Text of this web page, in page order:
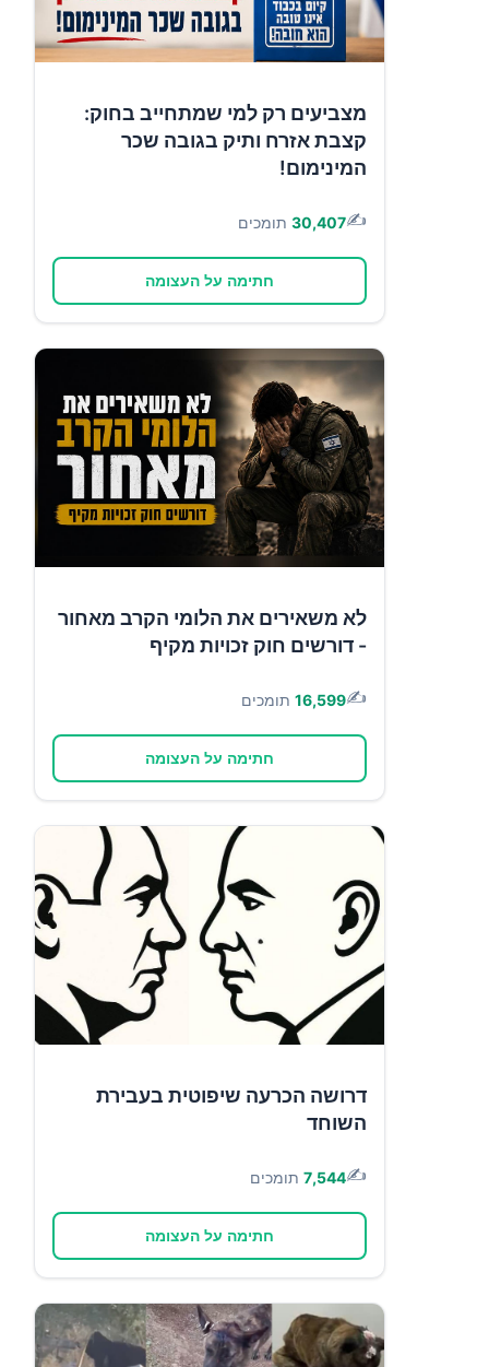
מצביעים רק למי שמתחייב בחוק:
קצבת אזרח ותיק בגובה שכר
המינימום!
✍️
30,407 תומכים
חתימה על העצומה
לא משאירים את הלומי הקרב מאחור
- דורשים חוק זכויות מקיף
✍️
16,599 תומכים
חתימה על העצומה
דרושה הכרעה שיפוטית בעבירת
השוחד
✍️
7,544 תומכים
חתימה על העצומה